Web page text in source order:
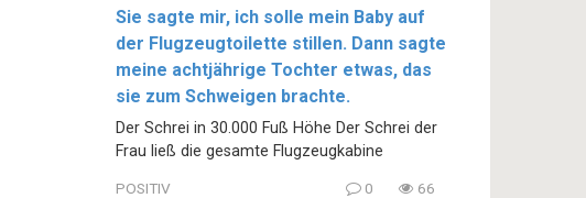
Sie sagte mir, ich solle mein Baby auf
der Flugzeugtoilette stillen. Dann sagte
meine achtjährige Tochter etwas, das
sie zum Schweigen brachte.
Der Schrei in 30.000 Fuß Höhe Der Schrei der
Frau ließ die gesamte Flugzeugkabine
POSITIV 0 66